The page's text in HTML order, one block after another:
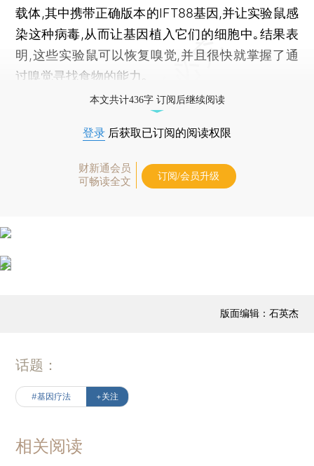
载体,其中携带正确版本的IFT88基因,并让实验鼠感
染这种病毒,从而让基因植入它们的细胞中｡结果表
明,这些实验鼠可以恢复嗅觉,并且很快就掌握了通
过嗅觉寻找食物的能力｡
本文共计436字 订阅后继续阅读
登录 后获取已订阅的阅读权限
财新通会员
可畅读全文
订阅/会员升级
版面编辑：石英杰
话题：
#基因疗法 +关注
相关阅读